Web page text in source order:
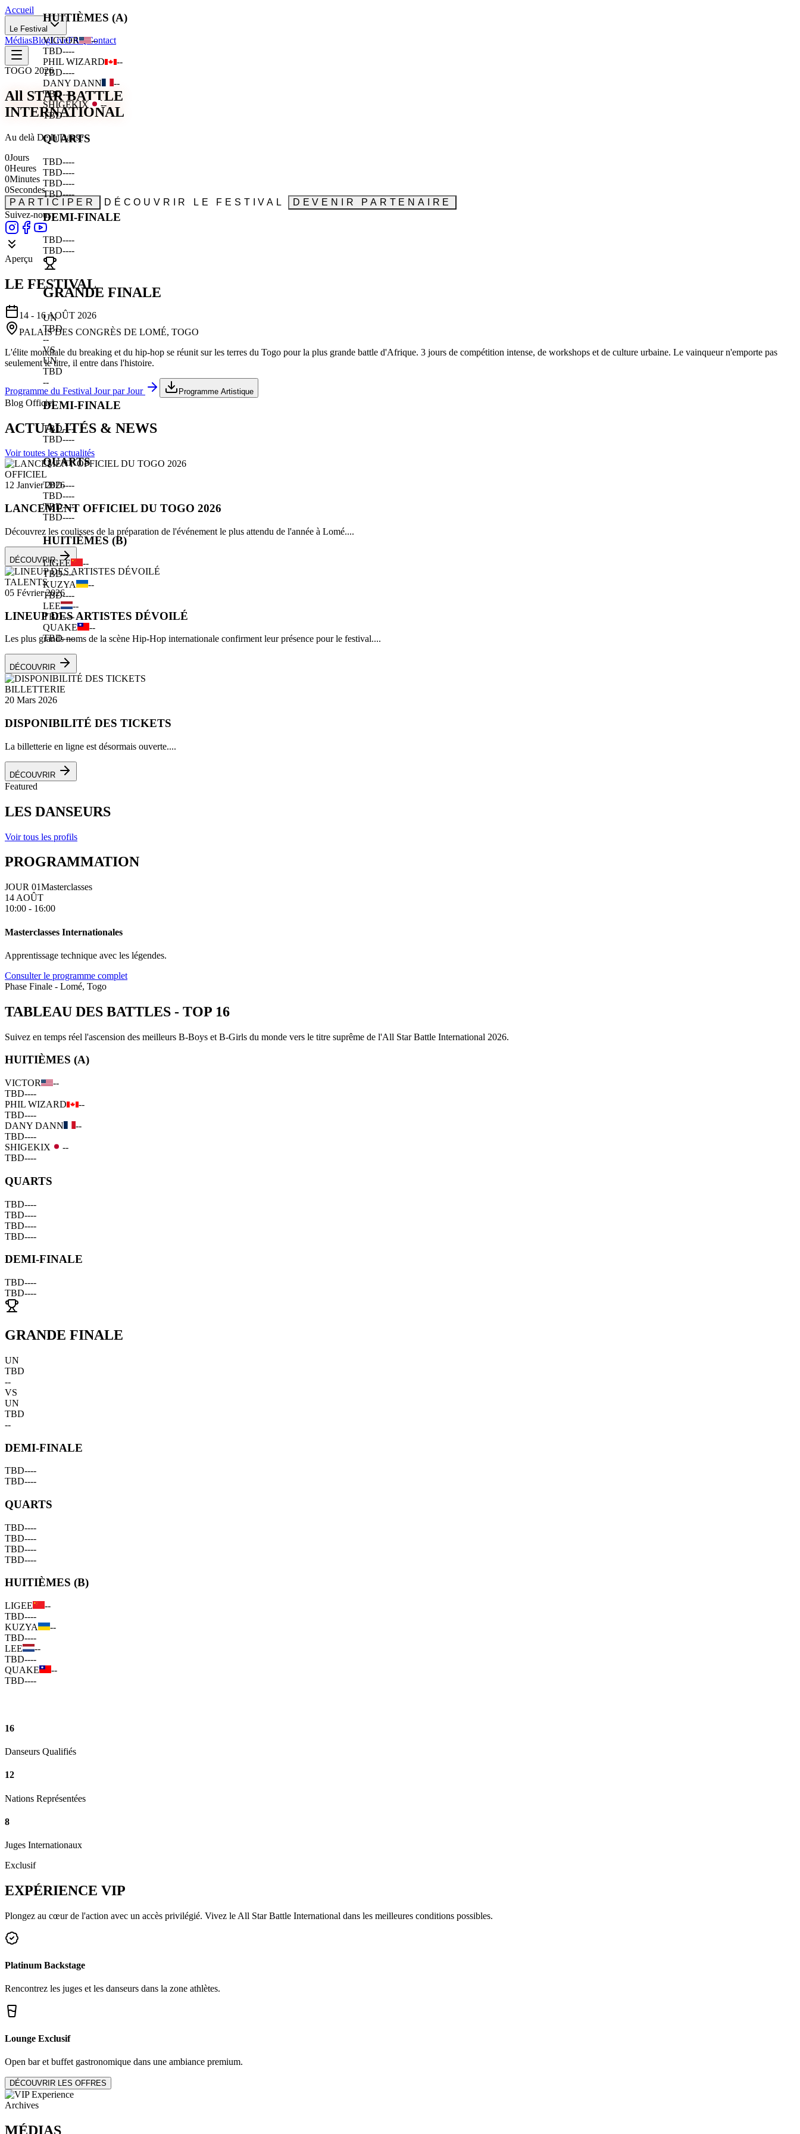
Accueil
Le Festival
MédiasBlogLiveFAQContact
TOGO 2026
All STAR BATTLE
INTERNATIONAL
Au delà De la Danse
0Jours
0Heures
0Minutes
0Secondes
PARTICIPER
DÉCOUVRIR LE FESTIVAL
DEVENIR PARTENAIRE
Suivez-nous :
Aperçu
LE FESTIVAL
14 - 16 AOÛT 2026
PALAIS DES CONGRÈS DE LOMÉ, TOGO
L'élite mondiale du breaking et du hip-hop se réunit sur les terres du Togo pour la plus grande battle d'Afrique. 3 jours de compétition intense, de workshops et de culture urbaine. Le vainqueur n'emporte pas
seulement le titre, il entre dans l'histoire.
Programme du Festival Jour par Jour Programme Artistique
Blog Officiel
ACTUALITÉS & NEWS
Voir toutes les actualités
OFFICIEL
12 Janvier 2026
LANCEMENT OFFICIEL DU TOGO 2026
Découvrez les coulisses de la préparation de l'événement le plus attendu de l'année à Lomé....
DÉCOUVRIR
TALENTS
05 Février 2026
LINEUP DES ARTISTES DÉVOILÉ
Les plus grands noms de la scène Hip-Hop internationale confirment leur présence pour le festival....
DÉCOUVRIR
BILLETTERIE
20 Mars 2026
DISPONIBILITÉ DES TICKETS
La billetterie en ligne est désormais ouverte....
DÉCOUVRIR
Featured
LES DANSEURS
Voir tous les profils
PROGRAMMATION
JOUR 01Masterclasses
14 AOÛT
10:00 - 16:00
Masterclasses Internationales
Apprentissage technique avec les légendes.
Consulter le programme complet
Phase Finale - Lomé, Togo
TABLEAU DES BATTLES - TOP 16
Suivez en temps réel l'ascension des meilleurs B-Boys et B-Girls du monde vers le titre suprême de l'All Star Battle International 2026.
HUITIÈMES (A)
VICTOR
--
TBD----
PHIL WIZARD
--
TBD----
DANY DANN
--
TBD----
SHIGEKIX
--
TBD----
QUARTS
TBD----
TBD----
TBD----
TBD----
DEMI-FINALE
TBD----
TBD----
GRANDE FINALE
UN
TBD
--
VS
UN
TBD
--
DEMI-FINALE
TBD----
TBD----
QUARTS
TBD----
TBD----
TBD----
TBD----
HUITIÈMES (B)
LIGEE
--
TBD----
KUZYA
--
TBD----
LEE
--
TBD----
QUAKE
--
TBD----
HUITIÈMES (A)
VICTOR
--
TBD----
PHIL WIZARD
--
TBD----
DANY DANN
--
TBD----
SHIGEKIX
--
TBD----
QUARTS
TBD----
TBD----
TBD----
TBD----
DEMI-FINALE
TBD----
TBD----
GRANDE FINALE
UN
TBD
--
VS
UN
TBD
--
DEMI-FINALE
TBD----
TBD----
QUARTS
TBD----
TBD----
TBD----
TBD----
HUITIÈMES (B)
LIGEE
--
TBD----
KUZYA
--
TBD----
LEE
--
TBD----
QUAKE
--
TBD----
16
Danseurs Qualifiés
12
Nations Représentées
8
Juges Internationaux
Exclusif
EXPÉRIENCE VIP
Plongez au cœur de l'action avec un accès privilégié. Vivez le All Star Battle International dans les meilleures conditions possibles.
Platinum Backstage
Rencontrez les juges et les danseurs dans la zone athlètes.
Lounge Exclusif
Open bar et buffet gastronomique dans une ambiance premium.
DÉCOUVRIR LES OFFRES
Archives
MÉDIAS